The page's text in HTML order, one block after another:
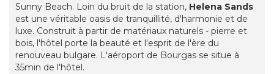
Sunny Beach. Loin du bruit de la station, Helena Sands
est une véritable oasis de tranquillité, d'harmonie et de
luxe. Construit à partir de matériaux naturels - pierre et
bois, l'hôtel porte la beauté et l'esprit de l'ère du
renouveau bulgare. L'aéroport de Bourgas se situe à
35min de l'hôtel.